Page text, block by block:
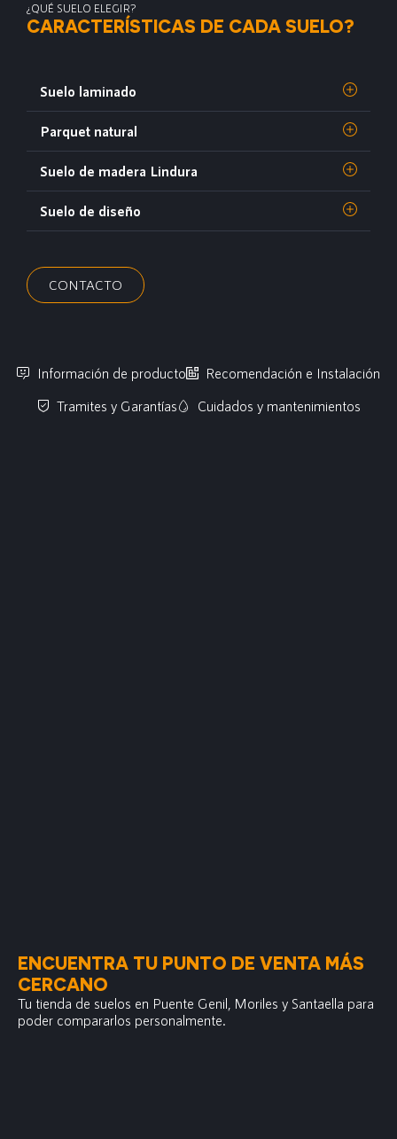
¿QUÉ SUELO ELEGIR?
CARACTERÍSTICAS DE CADA SUELO?
Suelo laminado
Parquet natural
Suelo de madera Lindura
Suelo de diseño
CONTACTO
Información de producto
Recomendación e Instalación
Tramites y Garantías
Cuidados y mantenimientos
ENCUENTRA TU PUNTO DE VENTA MÁS
CERCANO
Tu tienda de suelos en Puente Genil, Moriles y Santaella para
poder compararlos personalmente.